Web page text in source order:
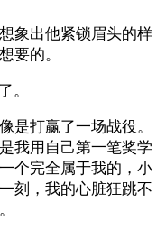
象出他紧锁眉头的样
要的。
。
是打赢了一场战役。
我用自己第一笔奖学
个完全属于我的，小
刻，我的心脏狂跳不